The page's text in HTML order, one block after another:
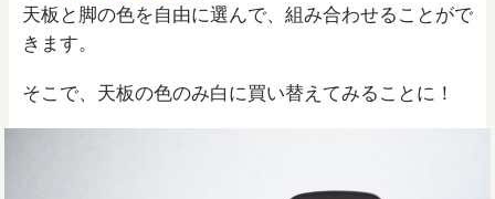
天板と脚の色を自由に選んで、組み合わせることがで
きます。
そこで、天板の色のみ白に買い替えてみることに！